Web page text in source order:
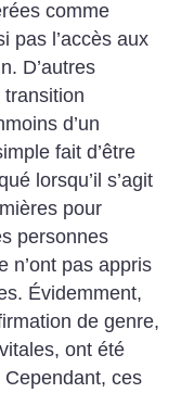
comme
pas l’accès aux
D’autres
d’un
fait d’être
lorsqu’il s’agit
pour
personnes
n’ont pas appris
Évidemment,
de genre,
ont été
Cependant, ces